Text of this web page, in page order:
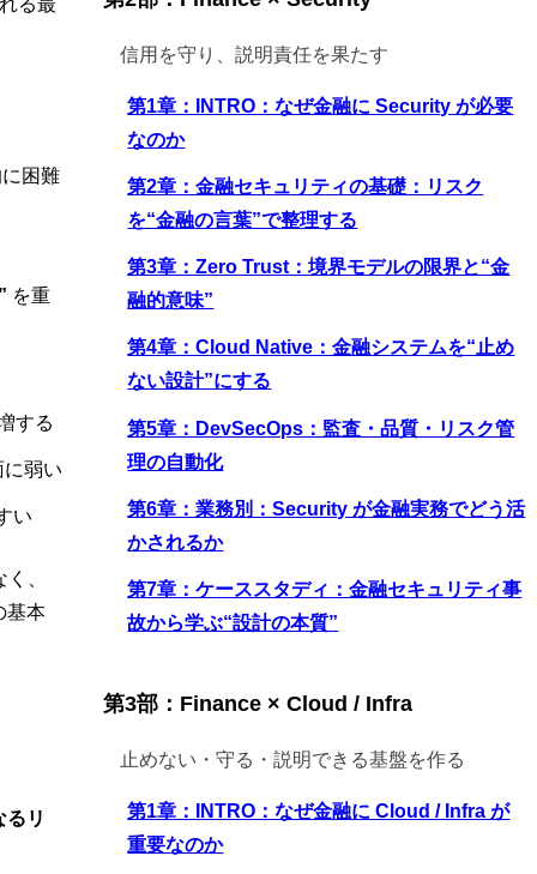
る最
困難
を重
する
弱い
い
、
基本
るリ
信用を守り、説明責任を果たす
第1章：INTRO：なぜ金融に Security が必要
なのか
第2章：金融セキュリティの基礎：リスク
を“金融の言葉”で整理する
第3章：Zero Trust：境界モデルの限界と“金
融的意味”
第4章：Cloud Native：金融システムを“止め
ない設計”にする
第5章：DevSecOps：監査・品質・リスク管
理の自動化
第6章：業務別：Security が金融実務でどう活
かされるか
第7章：ケーススタディ：金融セキュリティ事
故から学ぶ“設計の本質”
第3部：Finance × Cloud / Infra
止めない・守る・説明できる基盤を作る
第1章：INTRO：なぜ金融に Cloud / Infra が
重要なのか